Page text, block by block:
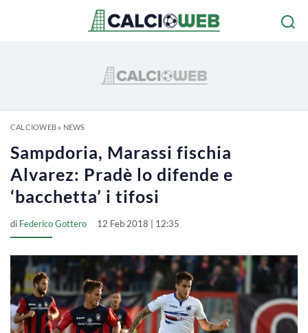
CALCIOWEB» NEWS
Sampdoria, Marassi fischia
Alvarez: Pradè lo difende e
‘bacchetta’ i tifosi
di Federico Gottero 12 Feb 2018 | 12:35